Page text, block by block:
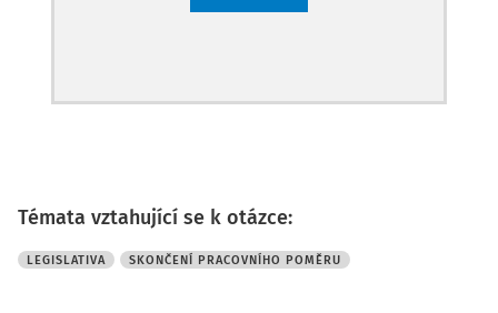
Témata vztahující se k otázce:
LEGISLATIVA SKONČENÍ PRACOVNÍHO POMĚRU